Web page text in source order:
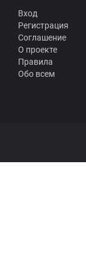
Вход
Регистрация
Соглашение
О проекте
Правила
Обо всем